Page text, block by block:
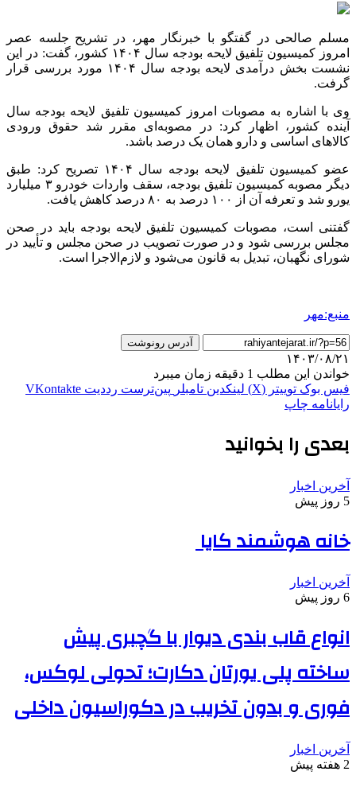
مسلم صالحی در گفتگو با خبرنگار مهر، در تشریح جلسه عصر
امروز کمیسیون تلفیق لایحه بودجه سال ۱۴۰۴ کشور، گفت: در این
نشست بخش درآمدی لایحه بودجه سال ۱۴۰۴ مورد بررسی قرار
گرفت.
وی با اشاره به مصوبات امروز کمیسیون تلفیق لایحه بودجه سال
آینده کشور، اظهار کرد: در مصوبه‌ای مقرر شد حقوق ورودی
کالاهای اساسی و دارو همان یک درصد باشد.
عضو کمیسیون تلفیق لایحه بودجه سال ۱۴۰۴ تصریح کرد: طبق
دیگر مصوبه کمیسیون تلفیق بودجه، سقف واردات خودرو ۳ میلیارد
یورو شد و تعرفه آن از ۱۰۰ درصد به ۸۰ درصد کاهش یافت.
گفتنی است، مصوبات کمیسیون تلفیق لایحه بودجه باید در صحن
مجلس بررسی شود و در صورت تصویب در صحن مجلس و تأیید در
شورای نگهبان، تبدیل به قانون می‌شود و لازم‌الاجرا است.
منبع:مهر
آدرس رونوشت
۱۴۰۳/۰۸/۲۱
خواندن این مطلب 1 دقیقه زمان میبرد
فیس بوک توییتر (X) لینکدین ‫تامبلر ‫پین‌ترست ‫رددیت ‫VKontakte
رایانامه چاپ
بعدی را بخوانید
آخرین اخبار
5 روز پیش
خانه هوشمند کایا
آخرین اخبار
6 روز پیش
انواع قاب بندی دیوار با گچبری پیش
ساخته پلی یورتان دکارت؛ تحولی لوکس،
فوری و بدون تخریب در دکوراسیون داخلی
آخرین اخبار
2 هفته پیش